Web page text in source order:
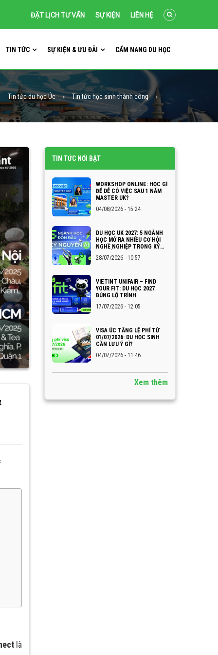
ĐẶT LỊCH TƯ VẤN SỰ KIỆN LIÊN HỆ
TIN TỨC SỰ KIỆN & ƯU ĐÃI CẨM NANG DU HỌC
Tin tức du học Úc
Tin tức học sinh thành công
là
TIN TỨC NỔI BẬT
WORKSHOP ONLINE: HỌC GÌ
ĐỂ DỄ CÓ VIỆC SAU 1 NĂM
MASTER UK?
04/08/2026 - 15:24
DU HỌC UK 2027: 5 NGÀNH
HỌC MỞ RA NHIỀU CƠ HỘI
NGHỀ NGHIỆP TRONG KỶ
28/07/2026 - 10:57
VIETINT UNIFAIR – FIND
YOUR FIT: DU HỌC 2027
ĐÚNG LỘ TRÌNH
17/07/2026 - 12:05
VISA ÚC TĂNG LỆ PHÍ TỪ
01/07/2026: DU HỌC SINH
CẦN LƯU Ý GÌ?
04/07/2026 - 11:46
Xem thêm